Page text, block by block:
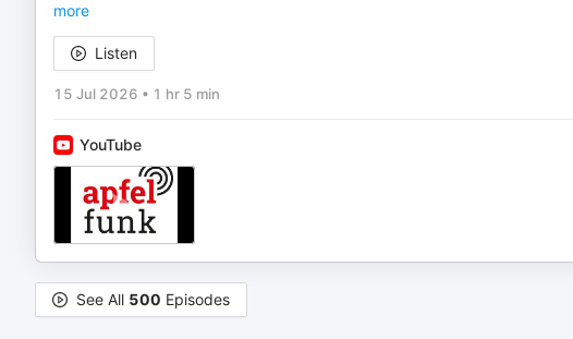
more
Listen
15 Jul 2026 • 1 hr 5 min
YouTube
See All 500 Episodes